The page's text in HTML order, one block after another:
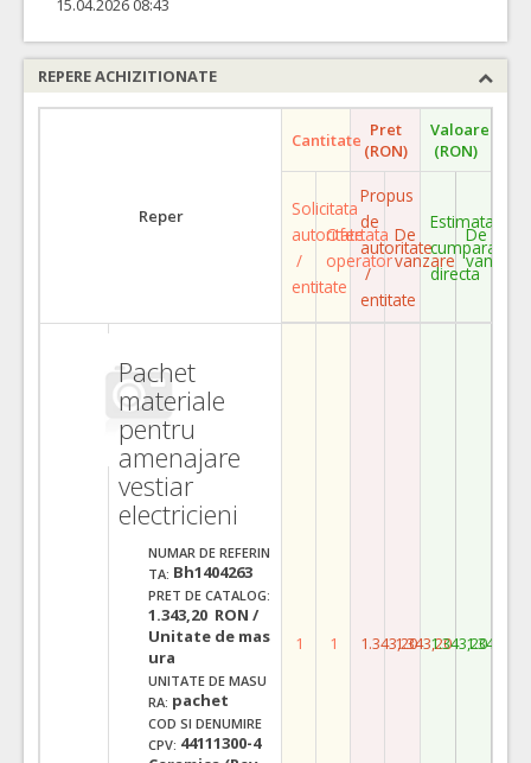
REPERE ACHIZITIONATE
Reper
Cantitate Pret
(RON)
Valoare
(RON)
Solicitata
autoritate
/
entitate
Ofertata
operator
Propus
de
autoritate
/
entitate
De
vanzare
Estimata
cumparare
directa
De
vanzare
Pachet
materiale
pentru
amenajare
vestiar
electricieni
NUMAR DE REFERIN
TA: Bh1404263
PRET DE CATALOG:
1.343,20 RON /
Unitate de mas
ura
UNITATE DE MASU
RA: pachet
COD SI DENUMIRE
CPV: 44111300-4
1 1 1.343,201.343,201.343,201.343,20